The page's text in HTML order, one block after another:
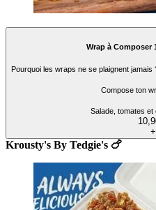
Wrap à Composer
Pourquoi les wraps ne se plaignent
Compose ton
Salade, tomates
+
Krousty's By Tedgie's 🍗